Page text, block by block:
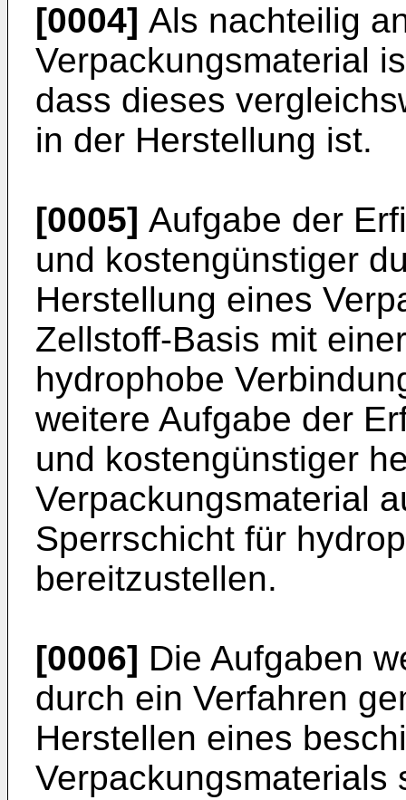
[0004] Als nachteilig
Verpackungsmaterial
dass dieses
in der Herstellung ist.
[0005] Aufgabe der
und kostengünstiger
Herstellung eines
Zellstoff-Basis mit
hydrophobe
weitere Aufgabe der
und kostengünstiger
Verpackungsmaterial
Sperrschicht für
bereitzustellen.
[0006] Die Aufgaben
durch ein Verfahren
Herstellen eines
Verpackungsmaterials